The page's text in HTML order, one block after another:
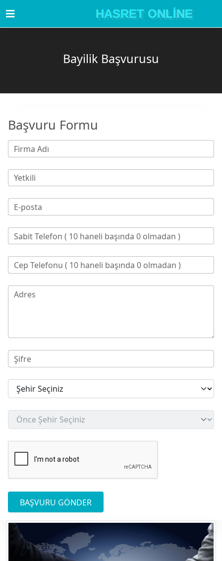
HASRET ONLİNE
Bayilik Başvurusu
Başvuru Formu
Firma Adı
Yetkili
E-posta
Sabit Telefon ( 10 haneli başında 0 olmadan )
Cep Telefonu ( 10 haneli başında 0 olmadan )
Adres
Şifre
BAŞVURU GÖNDER